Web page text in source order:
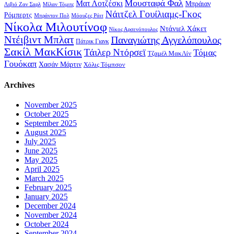
Λιβιό Ζαν Σαρλ Μίλαν Τόμιτς Ματ Λοτζέσκι Μουσταφά Φαλ Μπράιαν
Ρόμπερτς Μπράντον Πολ Μόουζες Ράιτ Νάιτζελ Γουίλιαμς-Γκος
Νίκολα Μιλουτίνοφ Νίκος Αρσενόπουλος Ντάνιελ Χάκετ
Ντέιβιντ Μπλατ Πάτρικ Γιανκ Παναγιώτης Αγγελόπουλος
Σακίλ ΜακΚίσικΤάιλερ Ντόρσεϊ Τζαμέλ ΜακΛίν Τόμας
Γουόκαπ Χασάν Μάρτιν Χόλις Τόμπσον
Archives
November 2025
October 2025
September 2025
August 2025
July 2025
June 2025
May 2025
April 2025
March 2025
February 2025
January 2025
December 2024
November 2024
October 2024